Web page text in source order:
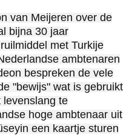
van Meijeren over de
bijna 30 jaar
met Turkije
ambtenaren
bespreken de vele
"bewijs" wat is gebruikt
levenslang te
hoge ambtenaar uit
een kaartje sturen